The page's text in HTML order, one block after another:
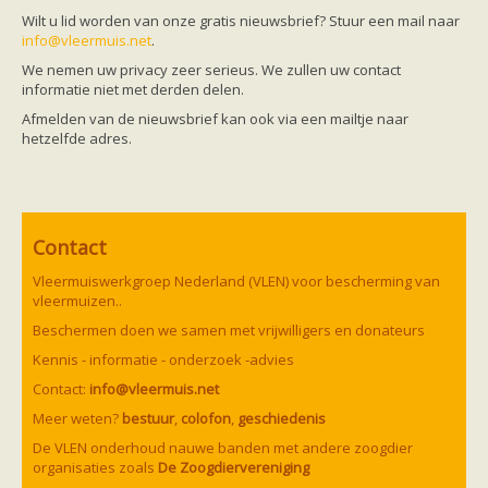
Limburg
Noord-Brabant
Noord-Holland
Overijssel
Utrecht
Zeeland
Zuid-Holland
Gebiedsbescherming
Knelpunten in vleermuisbescherming
Vleermuis advies en onderzoekbureaus
vleermuiskasten kopen/ ophangen
Meedoen
Regionale of provinciale werkgroepen
Jeugd
Landelijke natuurverenigingen
Ik wil graag mee op vleermuisexcursie
Wilt u lid worden van onze gratis nieuwsbrief? Stuur een mail naar
info@vleermuis.net.
We nemen uw privacy zeer serieus. We zullen uw contact
informatie niet met derden delen.
Afmelden van de nieuwsbrief kan ook via een mailtje naar
hetzelfde adres.
Contact
Vleermuiswerkgroep Nederland (VLEN) voor bescherming van
vleermuizen..
Beschermen doen we samen met vrijwilligers en donateurs
Kennis - informatie - onderzoek -advies
Contact: info@vleermuis.net
Meer weten? bestuur, colofon, geschiedenis
De VLEN onderhoud nauwe banden met andere zoogdier
organisaties zoals De Zoogdiervereniging